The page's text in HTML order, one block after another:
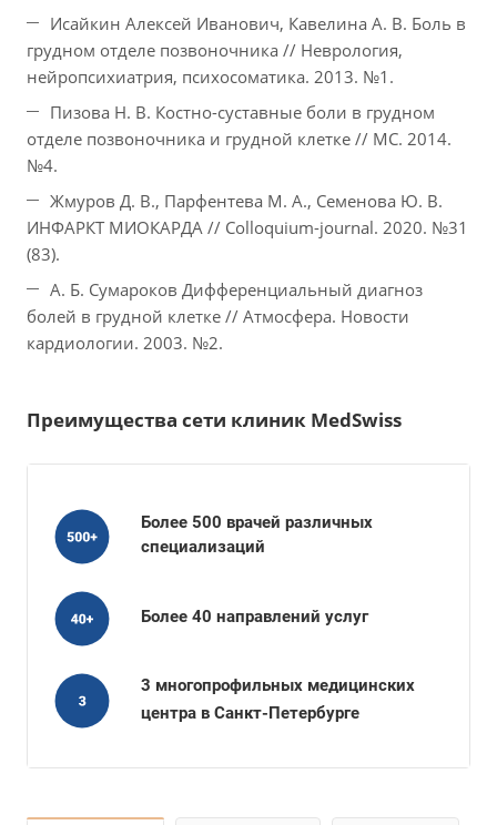
Исайкин Алексей Иванович, Кавелина А. В. Боль в
грудном отделе позвоночника // Неврология,
нейропсихиатрия, психосоматика. 2013. №1.
Пизова Н. В. Костно-суставные боли в грудном
отделе позвоночника и грудной клетке // МС. 2014.
№4.
Жмуров Д. В., Парфентева М. А., Семенова Ю. В.
ИНФАРКТ МИОКАРДА // Colloquium-journal. 2020. №31
(83).
А. Б. Сумароков Дифференциальный диагноз
болей в грудной клетке // Атмосфера. Новости
кардиологии. 2003. №2.
Преимущества сети клиник MedSwiss
Более 500 врачей различных
специализаций
Более 40 направлений услуг
3 многопрофильных медицинских
центра в Санкт-Петербурге